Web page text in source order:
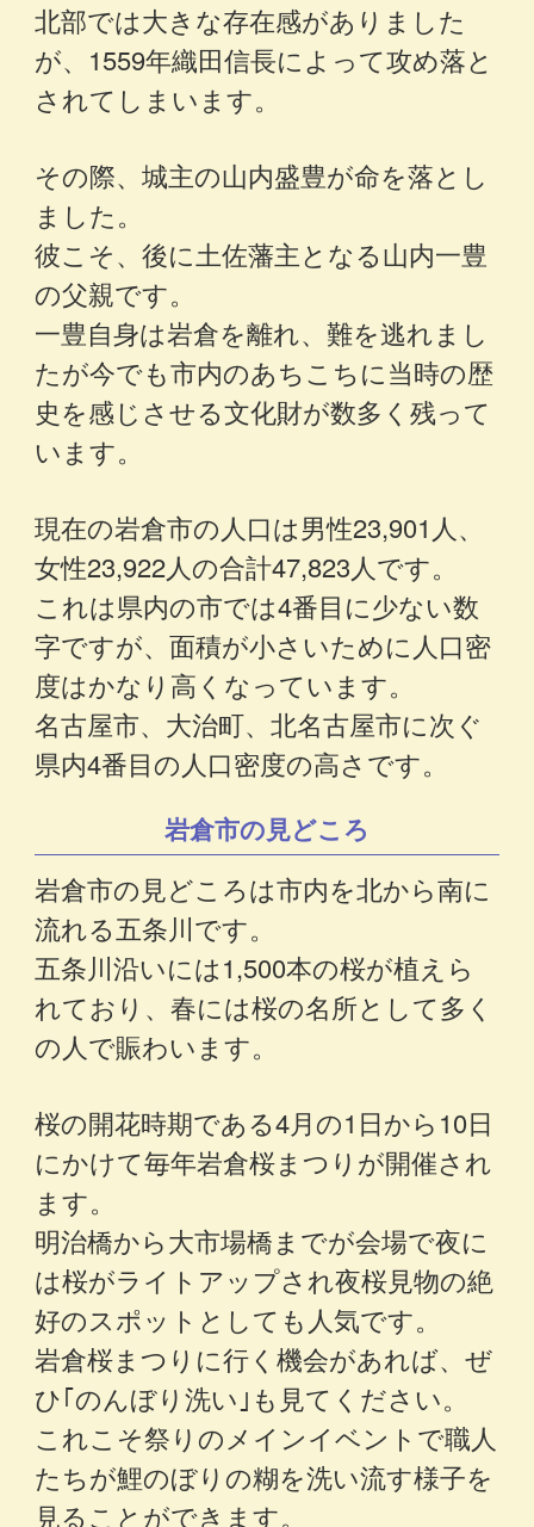
北部では大きな存在感がありました
が、1559年織田信長によって攻め落と
されてしまいます。
その際、城主の山内盛豊が命を落とし
ました。
彼こそ、後に土佐藩主となる山内一豊
の父親です。
一豊自身は岩倉を離れ、難を逃れまし
たが今でも市内のあちこちに当時の歴
史を感じさせる文化財が数多く残って
います。
現在の岩倉市の人口は男性23,901人、
女性23,922人の合計47,823人です。
これは県内の市では4番目に少ない数
字ですが、面積が小さいために人口密
度はかなり高くなっています。
名古屋市、大治町、北名古屋市に次ぐ
県内4番目の人口密度の高さです。
岩倉市の見どころ
岩倉市の見どころは市内を北から南に
流れる五条川です。
五条川沿いには1,500本の桜が植えら
れており、春には桜の名所として多く
の人で賑わいます。
桜の開花時期である4月の1日から10日
にかけて毎年岩倉桜まつりが開催され
ます。
明治橋から大市場橋までが会場で夜に
は桜がライトアップされ夜桜見物の絶
好のスポットとしても人気です。
岩倉桜まつりに行く機会があれば、ぜ
ひ｢のんぼり洗い｣も見てください。
これこそ祭りのメインイベントで職人
たちが鯉のぼりの糊を洗い流す様子を
見ることができます。